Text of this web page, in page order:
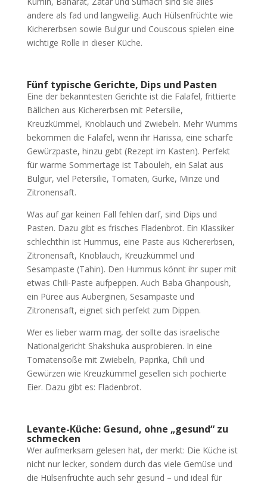
andere als fad und langweilig. Auch Hülsenfrüchte wie
Kichererbsen sowie Bulgur und Couscous spielen eine
wichtige Rolle in dieser Küche.
Fünf typische Gerichte, Dips und Pasten
Eine der bekanntesten Gerichte ist die Falafel, frittierte
Bällchen aus Kichererbsen mit Petersilie,
Kreuzkümmel, Knoblauch und Zwiebeln. Mehr Wumms
bekommen die Falafel, wenn ihr Harissa, eine scharfe
Gewürzpaste, hinzu gebt (Rezept im Kasten). Perfekt
für warme Sommertage ist Tabouleh, ein Salat aus
Bulgur, viel Petersilie, Tomaten, Gurke, Minze und
Zitronensaft.
Was auf gar keinen Fall fehlen darf, sind Dips und
Pasten. Dazu gibt es frisches Fladenbrot. Ein Klassiker
schlechthin ist Hummus, eine Paste aus Kichererbsen,
Zitronensaft, Knoblauch, Kreuzkümmel und
Sesampaste (Tahin). Den Hummus könnt ihr super mit
etwas Chili-Paste aufpeppen. Auch Baba Ghanpoush,
ein Püree aus Auberginen, Sesampaste und
Zitronensaft, eignet sich perfekt zum Dippen.
Wer es lieber warm mag, der sollte das israelische
Nationalgericht Shakshuka ausprobieren. In eine
Tomatensoße mit Zwiebeln, Paprika, Chili und
Gewürzen wie Kreuzkümmel gesellen sich pochierte
Eier. Dazu gibt es: Fladenbrot.
Levante-Küche: Gesund, ohne „gesund“ zu
schmecken
Wer aufmerksam gelesen hat, der merkt: Die Küche ist
nicht nur lecker, sondern durch das viele Gemüse und
die Hülsenfrüchte auch sehr gesund – und ideal für